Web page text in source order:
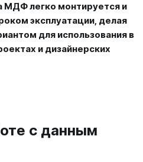
МДФ легко монтируется и
эксплуатации, делая
для использования в
и дизайнерских
с данным